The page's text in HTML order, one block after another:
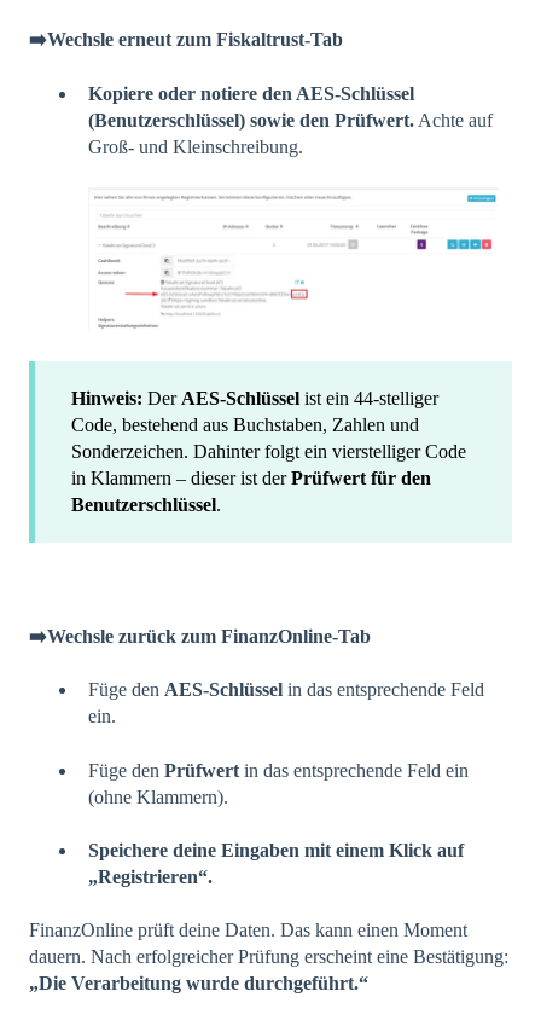
➡️Wechsle erneut zum Fiskaltrust-Tab
Kopiere oder notiere den AES-Schlüssel
(Benutzerschlüssel) sowie den Prüfwert. Achte auf
Groß- und Kleinschreibung.
Hinweis: Der AES-Schlüssel ist ein 44-stelliger
Code, bestehend aus Buchstaben, Zahlen und
Sonderzeichen. Dahinter folgt ein vierstelliger Code
in Klammern – dieser ist derPrüfwert für den
Benutzerschlüssel.
➡️Wechsle zurück zum FinanzOnline-Tab
Füge den AES-Schlüssel in das entsprechende Feld
ein.
Füge den Prüfwert in das entsprechende Feld ein
(ohne Klammern).
Speichere deine Eingaben mit einem Klick auf
„Registrieren“.
FinanzOnline prüft deine Daten. Das kann einen Moment
dauern. Nach erfolgreicher Prüfung erscheint eine Bestätigung:
„Die Verarbeitung wurde durchgeführt.“